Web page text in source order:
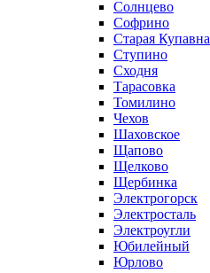
Солнцево
Софрино
Старая Купавна
Ступино
Сходня
Тарасовка
Томилино
Чехов
Шаховское
Щапово
Щелково
Щербинка
Электрогорск
Электросталь
Электроугли
Юбилейный
Юрлово